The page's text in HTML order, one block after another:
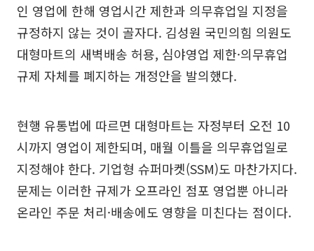
인 영업에 한해 영업시간 제한과 의무휴업일 지정을
규정하지 않는 것이 골자다. 김성원 국민의힘 의원도
대형마트의 새벽배송 허용, 심야영업 제한·의무휴업
규제 자체를 폐지하는 개정안을 발의했다.
현행 유통법에 따르면 대형마트는 자정부터 오전 10
시까지 영업이 제한되며, 매월 이틀을 의무휴업일로
지정해야 한다. 기업형 슈퍼마켓(SSM)도 마찬가지다.
문제는 이러한 규제가 오프라인 점포 영업뿐 아니라
온라인 주문 처리·배송에도 영향을 미친다는 점이다.